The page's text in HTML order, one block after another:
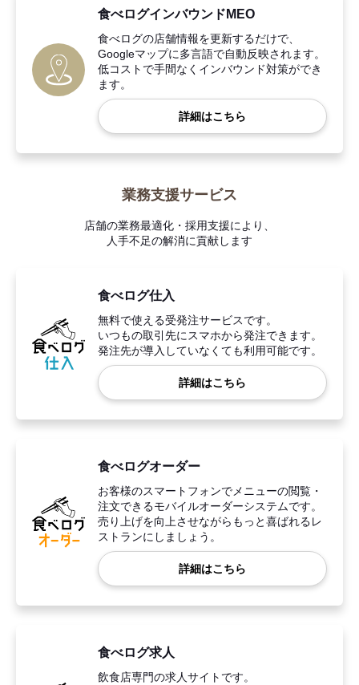
食べログインバウンドMEO
食べログの店舗情報を更新するだけで、
Googleマップに多言語で自動反映されます。
低コストで手間なくインバウンド対策ができ
ます。
詳細はこちら
業務支援サービス
店舗の業務最適化・採用支援により、
人手不足の解消に貢献します
食べログ仕入
無料で使える受発注サービスです。
いつもの取引先にスマホから発注できます。
発注先が導入していなくても利用可能です。
詳細はこちら
食べログオーダー
お客様のスマートフォンでメニューの閲覧・
注文できるモバイルオーダーシステムです。
売り上げを向上させながらもっと喜ばれるレ
ストランにしましょう。
詳細はこちら
食べログ求人
飲食店専門の求人サイトです。